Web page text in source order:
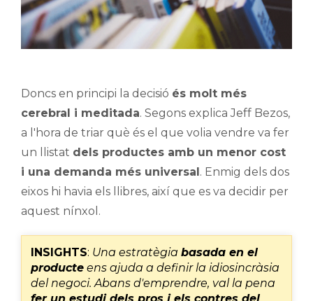
Doncs en principi la decisió és molt més
cerebral i meditada. Segons explica Jeff Bezos,
a l'hora de triar què és el que volia vendre va fer
un llistat dels productes amb un menor cost
i una demanda més universal. Enmig dels dos
eixos hi havia els llibres, així que es va decidir per
aquest nínxol.
INSIGHTS: Una estratègia basada en el
producte ens ajuda a definir la idiosincràsia
del negoci. Abans d'emprendre, val la pena